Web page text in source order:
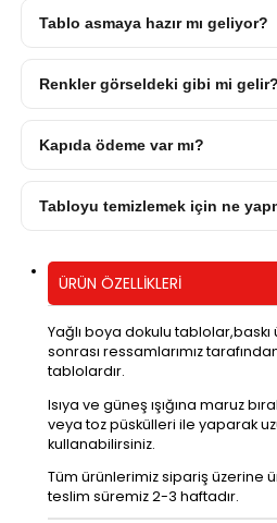
Tablo asmaya hazır mı geliyor?
Renkler görseldeki gibi mi gelir?
Kapıda ödeme var mı?
Tabloyu temizlemek için ne
ÜRÜN ÖZELLIKLERI
Yağlı boya dokulu
sonrası ressamlarımız
tablolardır.
Isıya ve güneş ışığına maruz
veya toz püskülleri ile yaparak
kullanabilirsiniz.
Tüm ürünlerimiz sipariş üzerine
teslim süremiz 2-3 haftadır.